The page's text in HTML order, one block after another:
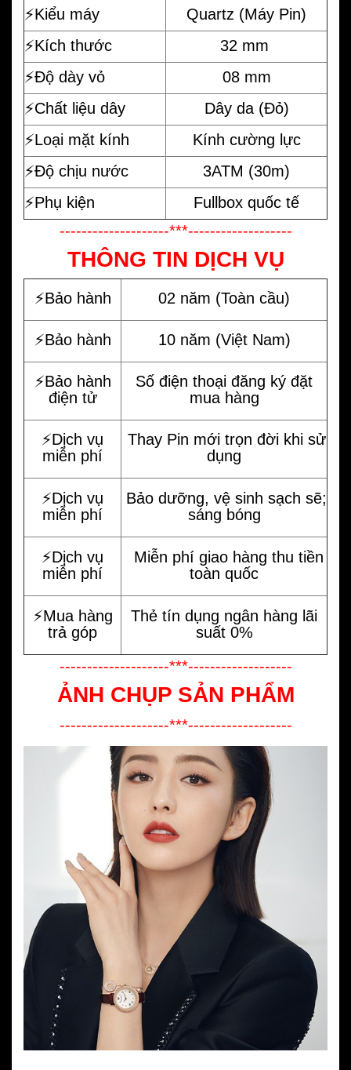
⚡️Kiểu máy
Quartz (Máy Pin)
⚡️Kích thước
32 mm
⚡️Độ dày vỏ
08 mm
⚡️Chất liệu dây
Dây da (Đỏ)
⚡️Loại mặt kính
Kính cường lực
⚡️Độ chịu nước
3ATM (30m)
⚡️Phụ kiện
Fullbox quốc tế
--------------------***-------------------
THÔNG TIN DỊCH VỤ
⚡️Bảo hành 02 năm (Toàn cầu)
⚡️Bảo hành 10 năm (Việt Nam)
⚡️Bảo hành
điện tử
Số điện thoại đăng ký đặt
mua hàng
⚡️Dịch vụ
miễn phí
Thay Pin mới trọn đời khi sử
dụng
⚡️Dịch vụ
miễn phí
Bảo dưỡng, vệ sinh sạch sẽ;
sáng bóng
⚡️Dịch vụ
miễn phí
Miễn phí giao hàng thu tiền
toàn quốc
⚡️Mua hàng
trả góp
Thẻ tín dụng ngân hàng lãi
suất 0%
--------------------***-------------------
ẢNH CHỤP SẢN PHẨM
--------------------***-------------------